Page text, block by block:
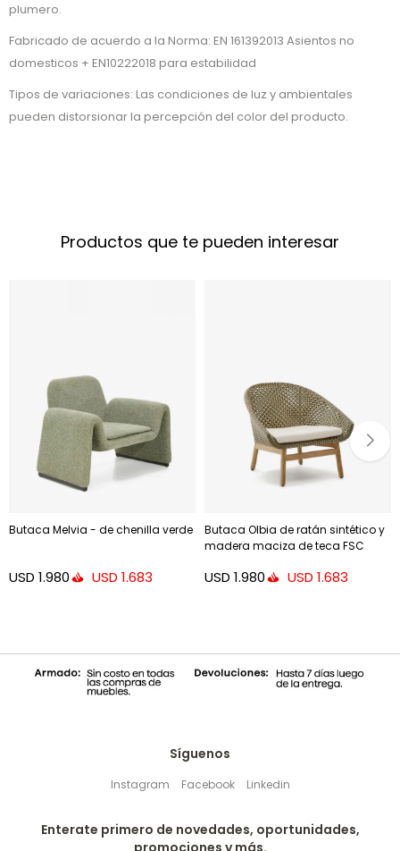
plumero.
Fabricado de acuerdo a la Norma: EN 161392013 Asientos no
domesticos + EN10222018 para estabilidad
Tipos de variaciones: Las condiciones de luz y ambientales
pueden distorsionar la percepción del color del producto.
Productos que te pueden interesar
Butaca Melvia - de chenilla verde
USD 1.980 USD 1.683
Butaca Olbia de ratán sintético y
madera maciza de teca FSC
USD 1.980 USD 1.683
Síguenos
Instagram Facebook Linkedin
Enterate primero de novedades, oportunidades,
promociones y más.